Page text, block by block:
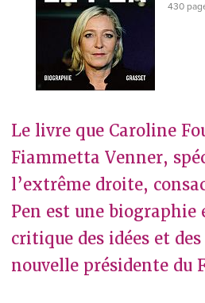
430
Le livre que Caroline
Fiammetta Venner,
l’extrême droite,
Pen est une biographie
critique des idées et
nouvelle présidente du